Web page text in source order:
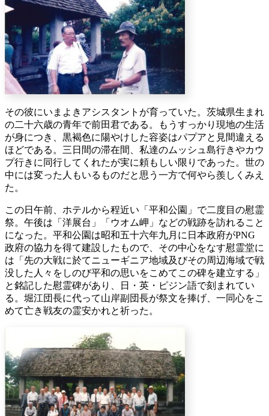
その彼にいまよきアシスタントが育っていた。茨城県生まれ
の二十六歳の青年で前田君である。もうすっかり現地の生活
が身につき、黒褐色に陽やけした容姿はパプアと見間違える
ほどである。三日間の滞在間、私達のムッシュ島行きやカウ
プ行きに同行してくれたが実に頼もしい限りであった。世の
中には変った人もいるものだと思う一方で何やら羨しくみえ
た。
この日午前、ホテルから程近い「平和公園」で二度目の慰霊
祭。午後は「洋展台」「ウオム岬」などの戦跡を訪れること
になった。平和公園は昭和五十六年九月に日本政府がPNG
政府の協力を得て建設したもので、その中心をなす慰霊堂に
は「先の大戦に於てニューギニア地域及びその周辺海域で戦
没した人々をしのび平和の思いをこめてこの碑を建立する」
と銘記した慰霊碑があり、日・英・ピジン語で刻まれてい
る。堀江団長に代って山岸副団長が祭文を捧げ、一同心をこ
めて亡き戦友の霊安かれと祈った。